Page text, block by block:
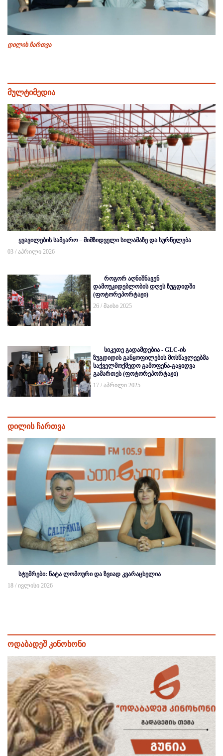
დილის ჩართვა
მულტიმედია
ყვავილების სამყარო – მიმზიდველი სილამაზე და სურნელება
03 / აპრილი 2026
როგორ აღნიშნავენ
დამოუკიდებლობის დღეს ზუგდიდში
(ფოტორეპორტაჟი)
26 / მაისი 2025
სიკეთე გადამდებია - GLC-ის
ზუგდიდის განყოფილების მოსწავლეებმა
საქველმოქმედო გამოფენა-გაყიდვა
გამართეს (ფოტორეპორტაჟი)
17 / აპრილი 2025
დილის ჩართვა
სტუმრები: ნატა ლომოური და ზვიად კვარაცხელია
18 / ივლისი 2026
ოდაბადეშ კინოხონი